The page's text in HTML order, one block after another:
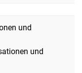
und
und